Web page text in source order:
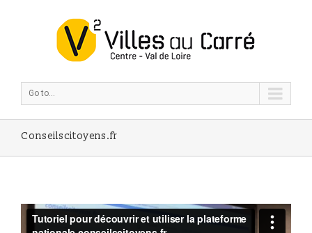
Go to...
Conseilscitoyens.fr